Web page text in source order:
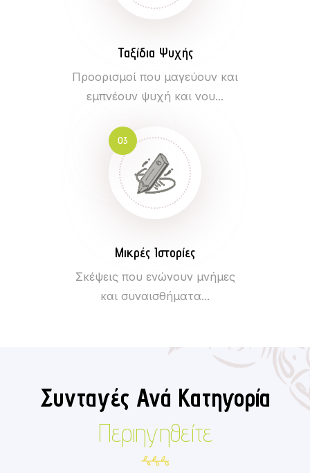
Ταξίδια Ψυχής
Προορισμοί που μαγεύουν και
εμπνέουν ψυχή και νου...
03
Μικρές Ιστορίες
Σκέψεις που ενώνουν μνήμες
και συναισθήματα...
Συνταγές Ανά Κατηγορία
Περιηγηθείτε